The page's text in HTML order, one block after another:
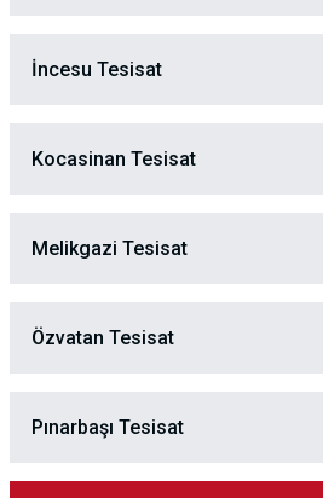
İncesu Tesisat
Kocasinan Tesisat
Melikgazi Tesisat
Özvatan Tesisat
Pınarbaşı Tesisat